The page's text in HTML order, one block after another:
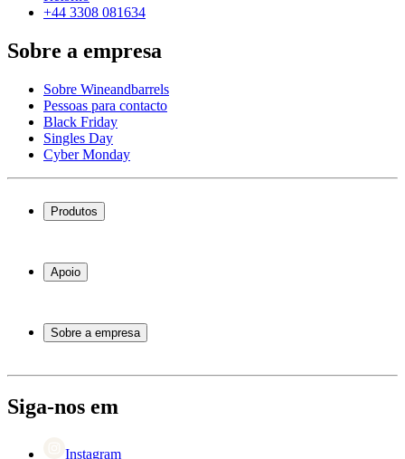
+44 3308 081634
Sobre a empresa
Sobre Wineandbarrels
Pessoas para contacto
Black Friday
Singles Day
Cyber Monday
Produtos
Garrafeiras
Móveis para vinho
Apoio
Atendimento
Pagamento
Retorno
Sobre a empresa
Black Friday
Singles Day
Siga-nos em
Instagram